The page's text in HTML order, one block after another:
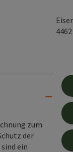
4462
zum
der
ein